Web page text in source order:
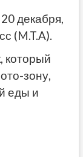
декабря,
(M.T.A).
который
зону,
еды и